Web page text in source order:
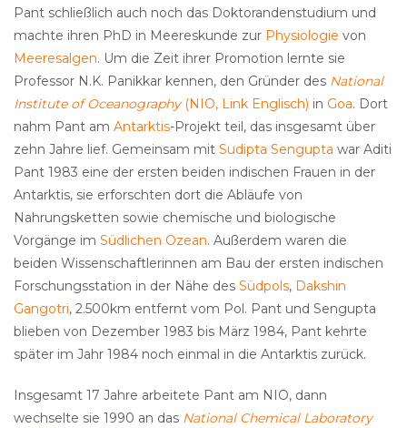
Pant schließlich auch noch das Doktorandenstudium und
machte ihren PhD in Meereskunde zur Physiologie von
Meeresalgen. Um die Zeit ihrer Promotion lernte sie
Professor N.K. Panikkar kennen, den Gründer des National
Institute of Oceanography(NIO, Link Englisch) in Goa. Dort
nahm Pant am Antarktis-Projekt teil, das insgesamt über
zehn Jahre lief. Gemeinsam mit Sudipta Sengupta war Aditi
Pant 1983 eine der ersten beiden indischen Frauen in der
Antarktis, sie erforschten dort die Abläufe von
Nahrungsketten sowie chemische und biologische
Vorgänge im Südlichen Ozean. Außerdem waren die
beiden Wissenschaftlerinnen am Bau der ersten indischen
Forschungsstation in der Nähe des Südpols, Dakshin
Gangotri, 2.500km entfernt vom Pol. Pant und Sengupta
blieben von Dezember 1983 bis März 1984, Pant kehrte
später im Jahr 1984 noch einmal in die Antarktis zurück.
Insgesamt 17 Jahre arbeitete Pant am NIO, dann
wechselte sie 1990 an das National Chemical Laboratory